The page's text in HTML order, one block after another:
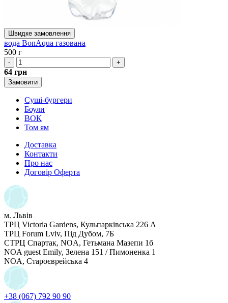
Швидке замовлення
вода BonAqua газована
500 г
- +
64 грн
Замовити
Суші-бургери
Боули
ВОК
Том ям
Доставка
Контакти
Про нас
Договір Оферта
м. Львів
ТРЦ Victoria Gardens, Кульпарківська 226 А
ТРЦ Forum Lviv, Під Дубом, 7Б
СТРЦ Спартак, NOA, Гетьмана Мазепи 1б
NOA guest Emily, Зелена 151 / Пимоненка 1
NOA, Староєврейська 4
+38 (067) 792 90 90